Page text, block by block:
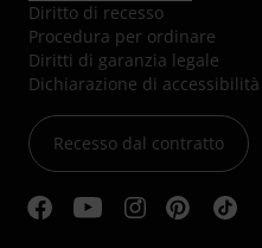
Diritto di recesso
Procedura per ordinare
Diritti di garanzia legale
Dichiarazione di accessibilità
Recesso dal contratto